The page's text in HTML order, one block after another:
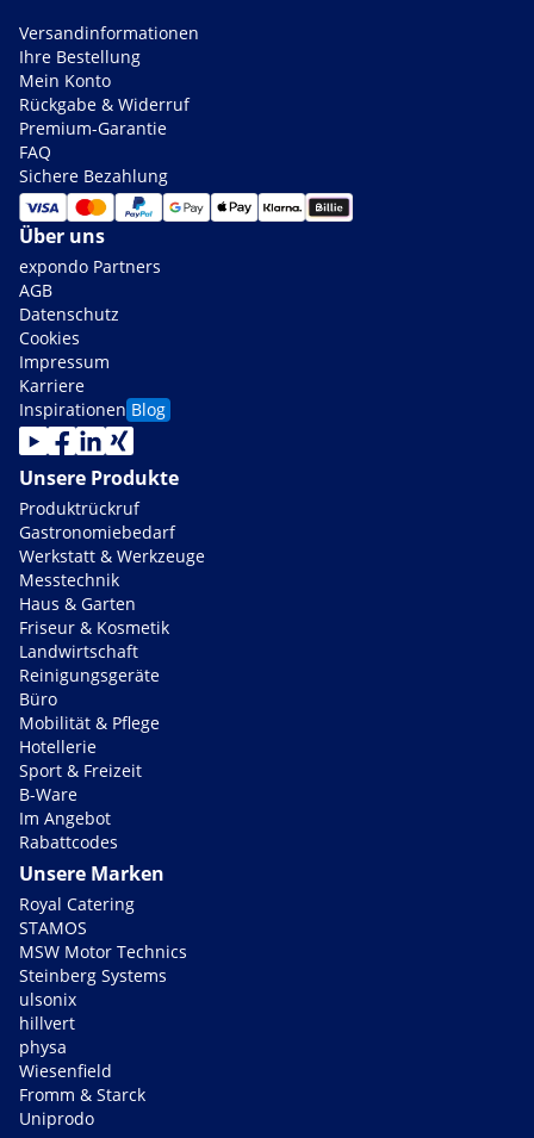
Versandinformationen
Ihre Bestellung
Mein Konto
Rückgabe & Widerruf
Premium-Garantie
FAQ
Sichere Bezahlung
Über uns
expondo Partners
AGB
Datenschutz
Cookies
Impressum
Karriere
Inspirationen Blog
Unsere Produkte
Produktrückruf
Gastronomiebedarf
Werkstatt & Werkzeuge
Messtechnik
Haus & Garten
Friseur & Kosmetik
Landwirtschaft
Reinigungsgeräte
Büro
Mobilität & Pflege
Hotellerie
Sport & Freizeit
B-Ware
Im Angebot
Rabattcodes
Unsere Marken
Royal Catering
STAMOS
MSW Motor Technics
Steinberg Systems
ulsonix
hillvert
physa
Wiesenfield
Fromm & Starck
Uniprodo